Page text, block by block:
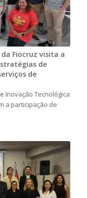
Fiocruz visita a
de
de
Inovação Tecnológica
a participação de